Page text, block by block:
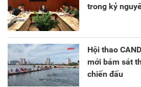
trong kỷ
Hội thao
mới bám sát
chiến đấu